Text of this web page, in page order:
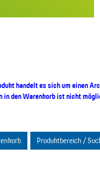
handelt es sich um einen
in den Warenkorb ist nicht
Produktbereich /